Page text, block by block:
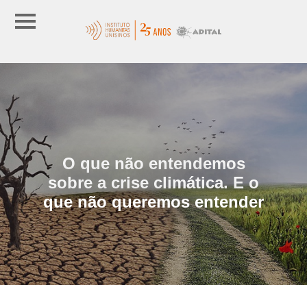
O que não entendemos
sobre a crise climática. E o
que não queremos entender